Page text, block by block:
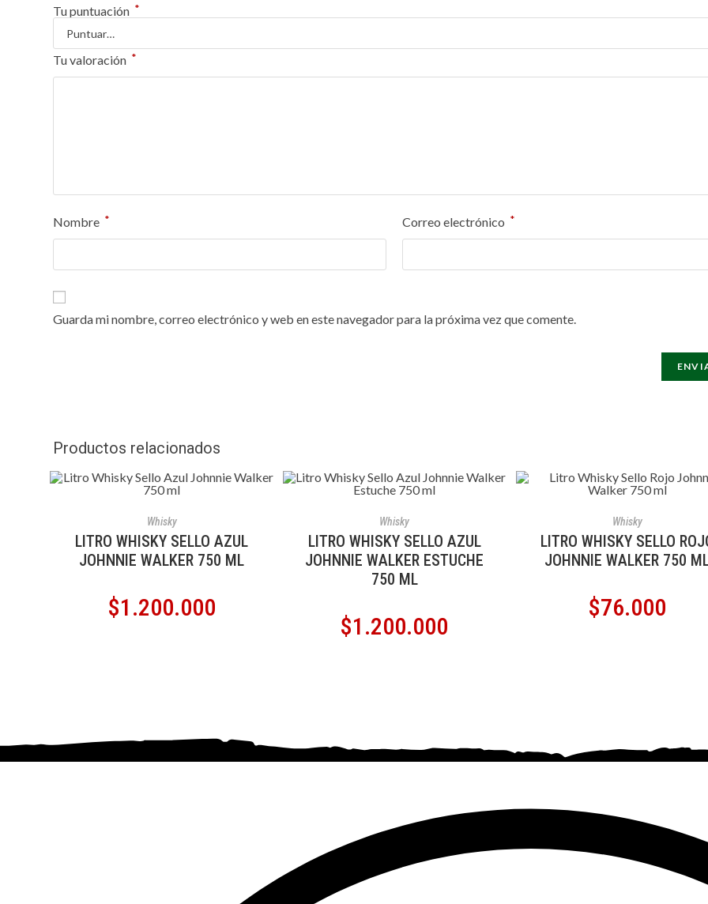
Tu puntuación *
Tu valoración *
Nombre * Correo electrónico *
Guarda mi nombre, correo electrónico y web en este navegador para la próxima vez que comente.
Productos relacionados
Whisky
LITRO WHISKY SELLO AZUL
JOHNNIE WALKER 750 ML
$1.200.000
Whisky
LITRO WHISKY SELLO AZUL
JOHNNIE WALKER ESTUCHE
750 ML
$1.200.000
Whisky
LITRO WHISKY SELLO
JOHNNIE WALKER 750
$76.000